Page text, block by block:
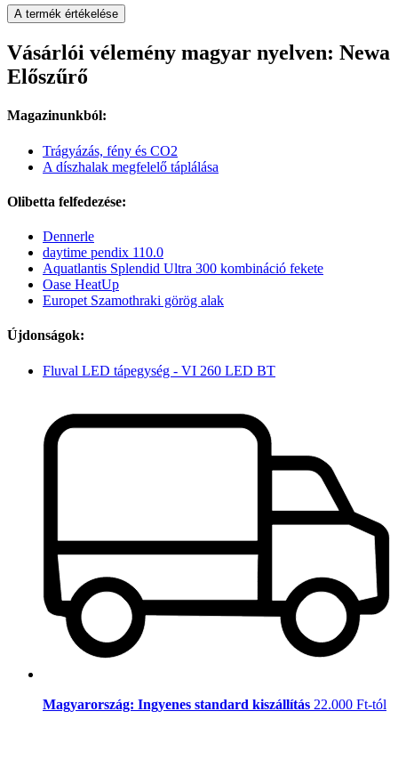
A termék értékelése
Vásárlói vélemény magyar nyelven: Newa
Előszűrő
Magazinunkból:
Trágyázás, fény és CO2
A díszhalak megfelelő táplálása
Olibetta felfedezése:
Dennerle
daytime pendix 110.0
Aquatlantis Splendid Ultra 300 kombináció fekete
Oase HeatUp
Europet Szamothraki görög alak
Újdonságok:
Fluval LED tápegység - VI 260 LED BT
Magyarország: Ingyenes standard kiszállítás 22.000 Ft-tól